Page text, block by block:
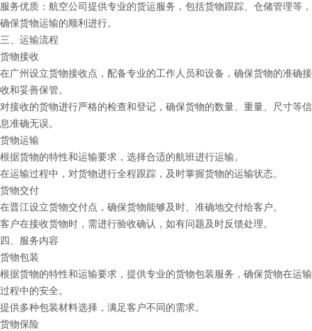
服务优质：航空公司提供专业的货运服务，包括货物跟踪、仓储管理等，
确保货物运输的顺利进行。
三、运输流程
货物接收
在广州设立货物接收点，配备专业的工作人员和设备，确保货物的准确接
收和妥善保管。
对接收的货物进行严格的检查和登记，确保货物的数量、重量、尺寸等信
息准确无误。
货物运输
根据货物的特性和运输要求，选择合适的航班进行运输。
在运输过程中，对货物进行全程跟踪，及时掌握货物的运输状态。
货物交付
在晋江设立货物交付点，确保货物能够及时、准确地交付给客户。
客户在接收货物时，需进行验收确认，如有问题及时反馈处理。
四、服务内容
货物包装
根据货物的特性和运输要求，提供专业的货物包装服务，确保货物在运输
过程中的安全。
提供多种包装材料选择，满足客户不同的需求。
货物保险